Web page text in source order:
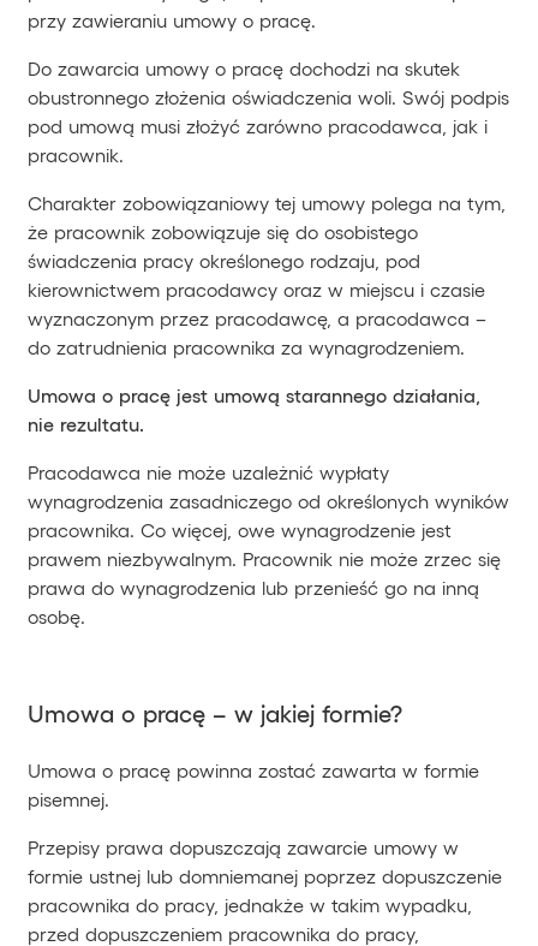
przy zawieraniu umowy o pracę.
Do zawarcia umowy o pracę dochodzi na skutek
obustronnego złożenia oświadczenia woli. Swój podpis
pod umową musi złożyć zarówno pracodawca, jak i
pracownik.
Charakter zobowiązaniowy tej umowy polega na tym,
że pracownik zobowiązuje się do osobistego
świadczenia pracy określonego rodzaju, pod
kierownictwem pracodawcy oraz w miejscu i czasie
wyznaczonym przez pracodawcę, a pracodawca –
do zatrudnienia pracownika za wynagrodzeniem.
Umowa o pracę jest umową starannego działania,
nie rezultatu.
Pracodawca nie może uzależnić wypłaty
wynagrodzenia zasadniczego od określonych wyników
pracownika. Co więcej, owe wynagrodzenie jest
prawem niezbywalnym. Pracownik nie może zrzec się
prawa do wynagrodzenia lub przenieść go na inną
osobę.
Umowa o pracę – w jakiej formie?
Umowa o pracę powinna zostać zawarta w formie
pisemnej.
Przepisy prawa dopuszczają zawarcie umowy w
formie ustnej lub domniemanej poprzez dopuszczenie
pracownika do pracy, jednakże w takim wypadku,
przed dopuszczeniem pracownika do pracy,